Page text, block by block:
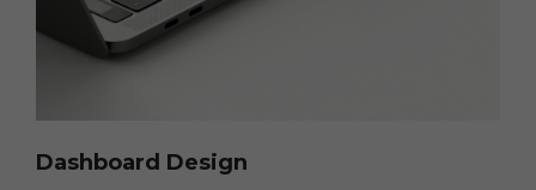
Dashboard Design